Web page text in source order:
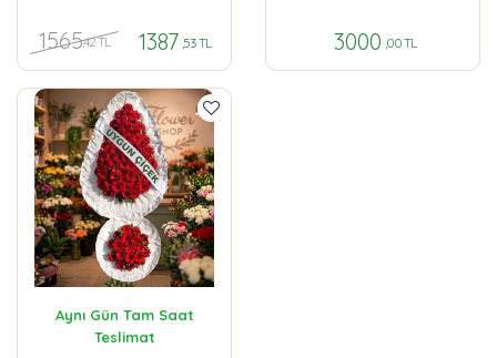
1565,42 TL 1387 ,53 TL 3000 ,00 TL
Aynı Gün Tam Saat
Teslimat